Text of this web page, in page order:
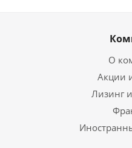
О
Акции
Лизинг